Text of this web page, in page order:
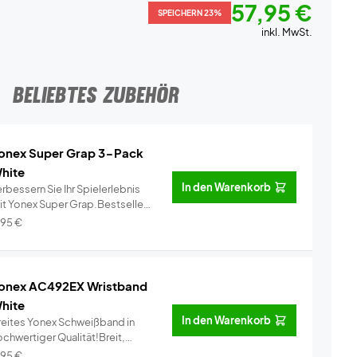
SPEICHERN 23% 57,95 €
inkl. MwSt.
BELIEBTES ZUBEHÖR
Super Grap 3-Pack
Sie Ihr Spielerlebnis
Yonex Super Grap.Bestseller
Info
€
In den Warenkorb
AC492EX Wristband
Yonex Schweißband in
Qualität!Breit,
In den Warenkorb